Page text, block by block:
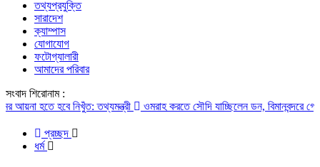
তথ্যপ্রযুক্তি
সারাদেশ
ক্যাম্পাস
যোগাযোগ
ফটোগ্যালারী
আমাদের পরিবার
সংবাদ শিরোনাম :
হতে হবে নিখুঁত: তথ্যমন্ত্রী ওমরাহ করতে সৌদি যাচ্ছিলেন ডন, বিমানবন্দরে গ্রেপ্তার
প্রচ্ছদ
ধর্ম